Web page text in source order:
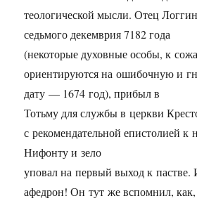
теологической мысли. Отец
седьмого декемврия 7182 года
(некоторые духовные особы, к
ориентируются на ошибочную и
дату — 1674 год), прибыл в
Тотьму для службы в церкви
с рекомендательной епистолией к
Нифонту и зело
уповал на первый выход к
афедрон! Он тут же вспомнил,